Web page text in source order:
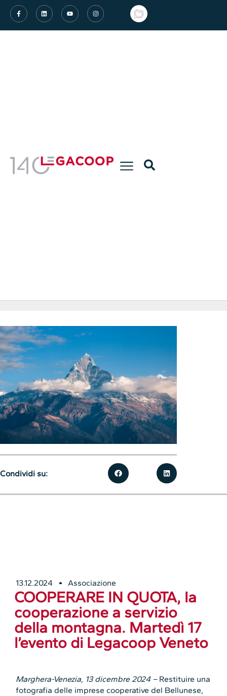
13.12.2024 Associazione
COOPERARE IN QUOTA, la
cooperazione a servizio
della montagna. Martedì 17
l’evento di Legacoop Veneto
Marghera-Venezia, 13 dicembre 2024 – Restituire una
fotografia delle imprese cooperative del Bellunese,
Condividi su: